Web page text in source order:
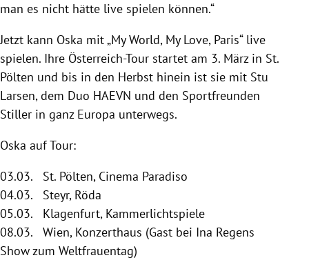
man es nicht hätte live spielen können.“
Jetzt kann Oska mit „My World, My Love, Paris“ live
spielen. Ihre Österreich-Tour startet am 3. März in St.
Pölten und bis in den Herbst hinein ist sie mit Stu
Larsen, dem Duo HAEVN und den Sportfreunden
Stiller in ganz Europa unterwegs.
Oska auf Tour:
03.03. St. Pölten, Cinema Paradiso
04.03. Steyr, Röda
05.03. Klagenfurt, Kammerlichtspiele
08.03. Wien, Konzerthaus (Gast bei Ina Regens
Show zum Weltfrauentag)